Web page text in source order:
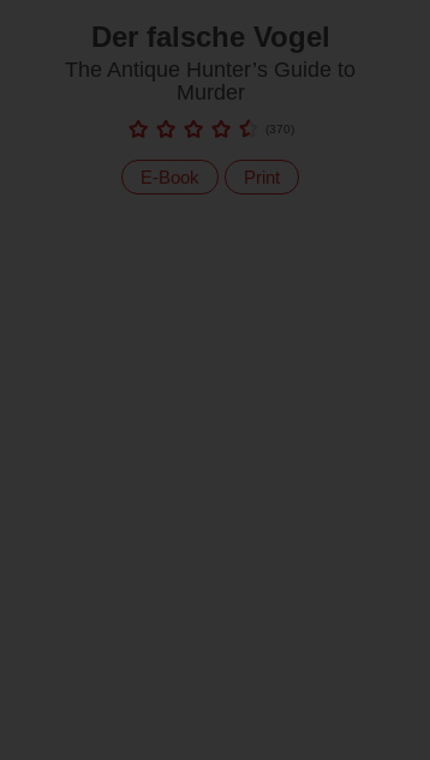
Der falsche Vogel
The Antique Hunter’s Guide to
Murder
(370)
E-Book Print